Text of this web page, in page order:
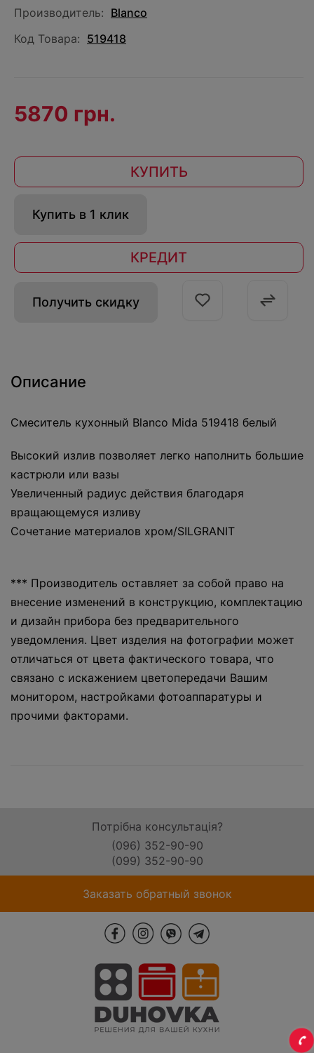
Производитель: Blanco
Код Товара: 519418
5870 грн.
КУПИТЬ
Купить в 1 клик
КРЕДИТ
Получить скидку
Описание
Смеситель кухонный Blanco Mida 519418 белый
Высокий излив позволяет легко наполнить большие
кастрюли или вазы
Увеличенный радиус действия благодаря
вращающемуся изливу
Сочетание материалов хром/SILGRANIT
*** Производитель оставляет за собой право на
внесение изменений в конструкцию, комплектацию
и дизайн прибора без предварительного
уведомления. Цвет изделия на фотографии может
отличаться от цвета фактического товара, что
связано с искажением цветопередачи Вашим
монитором, настройками фотоаппаратуры и
прочими факторами.
Потрібна консультація?
(096) 352-90-90
(099) 352-90-90
Заказать обратный звонок